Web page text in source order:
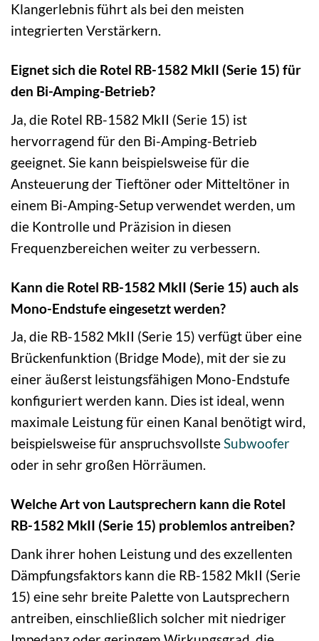
Klangerlebnis führt als bei den meisten
integrierten Verstärkern.
Eignet sich die Rotel RB-1582 MkII (Serie 15) für
den Bi-Amping-Betrieb?
Ja, die Rotel RB-1582 MkII (Serie 15) ist
hervorragend für den Bi-Amping-Betrieb
geeignet. Sie kann beispielsweise für die
Ansteuerung der Tieftöner oder Mitteltöner in
einem Bi-Amping-Setup verwendet werden, um
die Kontrolle und Präzision in diesen
Frequenzbereichen weiter zu verbessern.
Kann die Rotel RB-1582 MkII (Serie 15) auch als
Mono-Endstufe eingesetzt werden?
Ja, die RB-1582 MkII (Serie 15) verfügt über eine
Brückenfunktion (Bridge Mode), mit der sie zu
einer äußerst leistungsfähigen Mono-Endstufe
konfiguriert werden kann. Dies ist ideal, wenn
maximale Leistung für einen Kanal benötigt wird,
beispielsweise für anspruchsvollsteSubwoofer
oder in sehr großen Hörräumen.
Welche Art von Lautsprechern kann die Rotel
RB-1582 MkII (Serie 15) problemlos antreiben?
Dank ihrer hohen Leistung und des exzellenten
Dämpfungsfaktors kann die RB-1582 MkII (Serie
15) eine sehr breite Palette von Lautsprechern
antreiben, einschließlich solcher mit niedriger